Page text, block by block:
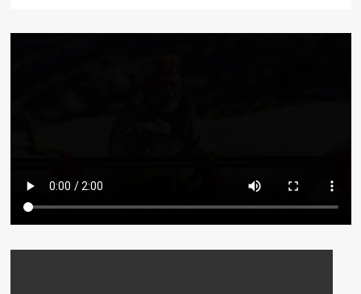
सीएम
बस